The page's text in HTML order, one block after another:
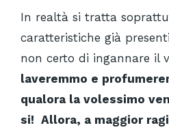
In realtà si tratta
caratteristiche già
non certo di ingannare il
laveremmo e
qualora la volessimo
si! Allora, a maggior